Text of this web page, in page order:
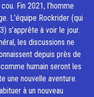
Fin 2021, l’homme
L’équipe Rockrider (qui
s’apprête à voir le jour.
les discussions ne
depuis près de
humain seront les
une nouvelle aventure.
à un nouveau